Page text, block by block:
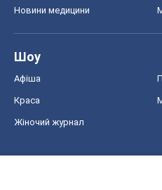
Новини медицини
Шоу
Афіша
Краса
Жіночий журнал